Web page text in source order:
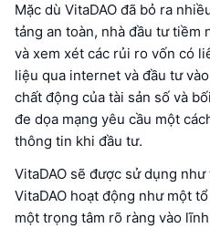
Mặc dù VitaDAO đã bỏ ra
tảng an toàn, nhà đầu tư tiềm
và xem xét các rủi ro vốn có
liệu qua internet và đầu tư
chất động của tài sản số và
đe dọa mạng yêu cầu một
thông tin khi đầu tư.
VitaDAO sẽ được sử dụng như
VitaDAO hoạt động như một
một trọng tâm rõ ràng vào